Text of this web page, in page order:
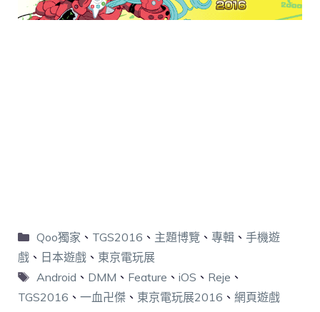
Qoo獨家 、 TGS2016 、 主題博覽 、 專輯、 手機遊
戲 、 日本遊戲 、 東京電玩展
Android 、 DMM 、 Feature 、 iOS 、 Reje 、
TGS2016 、 一血卍傑 、 東京電玩展2016 、 網頁遊戲